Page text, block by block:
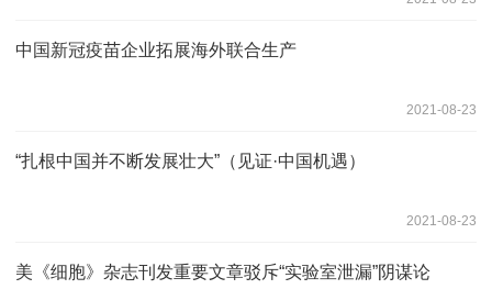
中国新冠疫苗企业拓展海外联合生产
2021-08-23
“扎根中国并不断发展壮大”（见证·中国机遇）
2021-08-23
美《细胞》杂志刊发重要文章驳斥“实验室泄漏”阴谋论